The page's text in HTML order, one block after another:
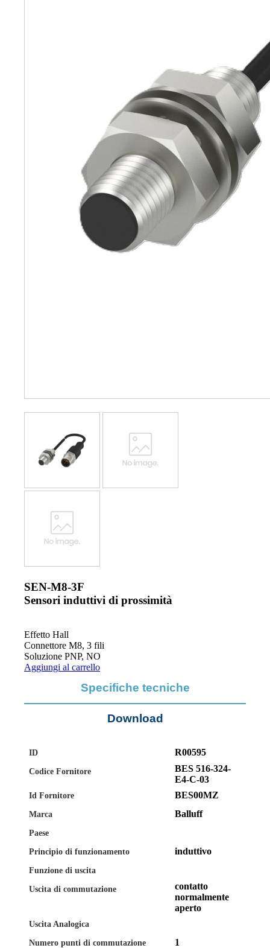
SEN-M8-3F
Sensori induttivi di prossimità
Effetto Hall
Connettore M8, 3 fili
Soluzione PNP, NO
Aggiungi al carrello
Specifiche tecniche
Download
ID R00595
Codice Fornitore
BES 516-324-
E4-C-03
Id Fornitore BES00MZ
Marca Balluff
Paese
Principio di funzionamento
induttivo
Funzione di uscita
Uscita di commutazione
contatto
normalmente
aperto
Uscita Analogica
Numero punti di commutazione
1